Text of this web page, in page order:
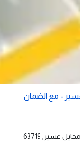
- مع الضمان
عسير, 63719